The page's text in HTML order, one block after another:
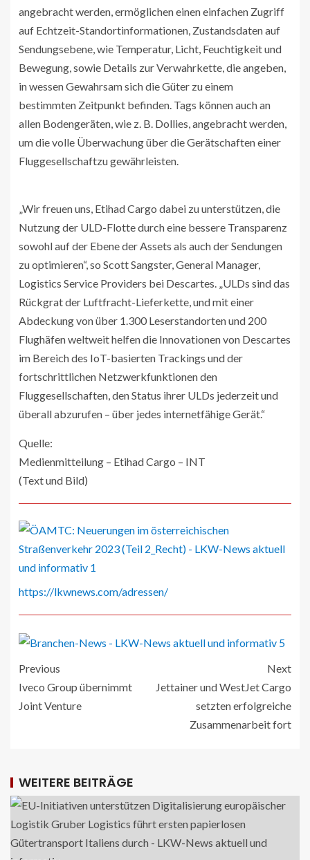
angebracht werden, ermöglichen einen einfachen Zugriff
auf Echtzeit-Standortinformationen, Zustandsdaten auf
Sendungsebene, wie Temperatur, Licht, Feuchtigkeit und
Bewegung, sowie Details zur Verwahrkette, die angeben,
in wessen Gewahrsam sich die Güter zu einem
bestimmten Zeitpunkt befinden. Tags können auch an
allen Bodengeräten, wie z. B. Dollies, angebracht werden,
um die volle Überwachung über die Gerätschaften einer
Fluggesellschaftzu gewährleisten.
„Wir freuen uns, Etihad Cargo dabei zu unterstützen, die
Nutzung der ULD-Flotte durch eine bessere Transparenz
sowohl auf der Ebene der Assets als auch der Sendungen
zu optimieren“, so Scott Sangster, General Manager,
Logistics Service Providers bei Descartes. „ULDs sind das
Rückgrat der Luftfracht-Lieferkette, und mit einer
Abdeckung von über 1.300 Leserstandorten und 200
Flughäfen weltweit helfen die Innovationen von Descartes
im Bereich des IoT-basierten Trackings und der
fortschrittlichen Netzwerkfunktionen den
Fluggesellschaften, den Status ihrer ULDs jederzeit und
überall abzurufen – über jedes internetfähige Gerät.“
Quelle:
Medienmitteilung – Etihad Cargo – INT
(Text und Bild)
https://lkwnews.com/adressen/
Previous
Iveco Group übernimmt
Joint Venture
Next
Jettainer und WestJet Cargo
setzten erfolgreiche
Zusammenarbeit fort
WEITERE BEITRÄGE